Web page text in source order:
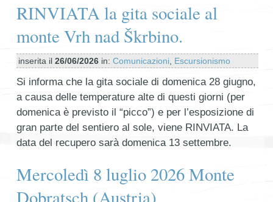
RINVIATA la gita sociale al
monte Vrh nad Škrbino.
inserita il 26/06/2026 in: Comunicazioni Escursionismo
Si informa che la gita sociale di domenica 28 giugno,
a causa delle temperature alte di questi giorni (per
domenica è previsto il “picco”) e per l’esposizione di
gran parte del sentiero al sole, viene RINVIATA. La
data del recupero sarà domenica 13 settembre.
Mercoledì 8 luglio 2026 Monte
Dobratsch (Austria)